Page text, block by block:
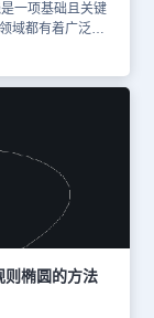
一项基础且关键
域都有着广泛的
：绘制等距平行
文件后，直接调
要偏移的距离，
对象，将鼠标拉
在浩辰CAD软件
令快捷键
点，再拖动鼠
CAD复制命令
调用CAD复制
设置行和列，再
】。通过以上步
平行线了。这一
则椭圆的方法